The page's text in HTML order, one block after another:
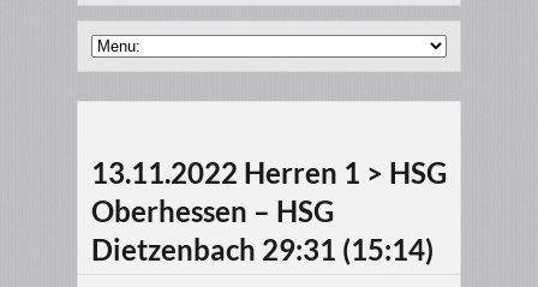
13.11.2022 Herren 1 > HSG
Oberhessen – HSG
Dietzenbach 29:31 (15:14)